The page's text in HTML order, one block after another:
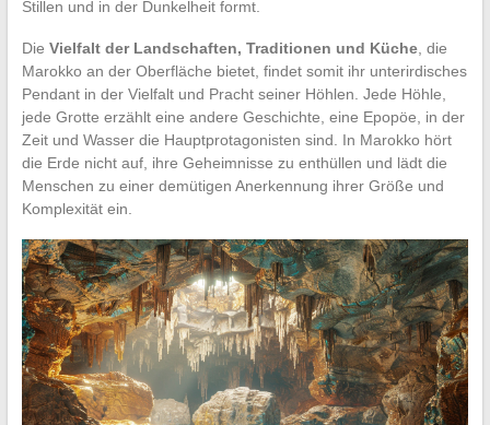
Stillen und in der Dunkelheit formt.
Die Vielfalt der Landschaften, Traditionen und Küche, die
Marokko an der Oberfläche bietet, findet somit ihr unterirdisches
Pendant in der Vielfalt und Pracht seiner Höhlen. Jede Höhle,
jede Grotte erzählt eine andere Geschichte, eine Epopöe, in der
Zeit und Wasser die Hauptprotagonisten sind. In Marokko hört
die Erde nicht auf, ihre Geheimnisse zu enthüllen und lädt die
Menschen zu einer demütigen Anerkennung ihrer Größe und
Komplexität ein.